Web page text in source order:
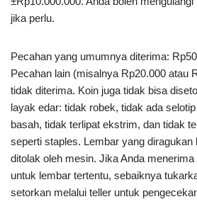
jika perlu.
Pecahan yang umumnya diterima:
Pecahan lain (misalnya Rp20.000 atau
tidak diterima. Koin juga tidak bisa
layak edar: tidak robek, tidak ada
basah, tidak terlipat ekstrim, dan tidak
seperti staples. Lembar yang diragukan
ditolak oleh mesin. Jika Anda
untuk lembar tertentu, sebaiknya
setorkan melalui teller untuk